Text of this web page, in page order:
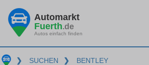
Automarkt
Fuerth.de
Autos einfach finden
❯ SUCHEN ❯ BENTLEY